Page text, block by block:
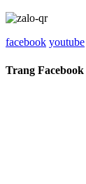
facebook youtube
Trang Facebook